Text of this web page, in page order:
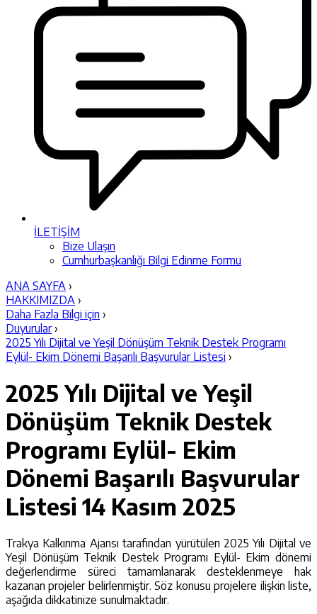
İLETİŞİM
Bize Ulaşın
Cumhurbaşkanlığı Bilgi Edinme Formu
ANA SAYFA ›
HAKKIMIZDA ›
Daha Fazla Bilgi için ›
Duyurular ›
2025 Yılı Dijital ve Yeşil Dönüşüm Teknik Destek Programı
Eylül- Ekim Dönemi Başarılı Başvurular Listesi ›
2025 Yılı Dijital ve Yeşil
Dönüşüm Teknik Destek
Programı Eylül- Ekim
Dönemi Başarılı Başvurular
Listesi 14 Kasım 2025
Trakya Kalkınma Ajansı tarafından yürütülen 2025 Yılı Dijital ve
Yeşil Dönüşüm Teknik Destek Programı Eylül- Ekim dönemi
değerlendirme süreci tamamlanarak desteklenmeye hak
kazanan projeler belirlenmiştir. Söz konusu projelere ilişkin liste,
aşağıda dikkatinize sunulmaktadır.